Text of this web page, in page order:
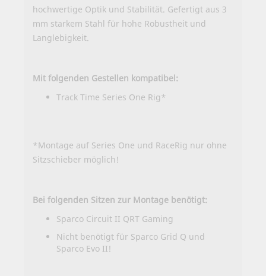
hochwertige Optik und Stabilität. Gefertigt aus 3
mm starkem Stahl für hohe Robustheit und
Langlebigkeit.
Mit folgenden Gestellen kompatibel:
Track Time Series One Rig*
*Montage auf Series One und RaceRig nur ohne
Sitzschieber möglich!
Bei folgenden Sitzen zur Montage benötigt:
Sparco Circuit II QRT Gaming
Nicht benötigt für Sparco Grid Q und
Sparco Evo II!